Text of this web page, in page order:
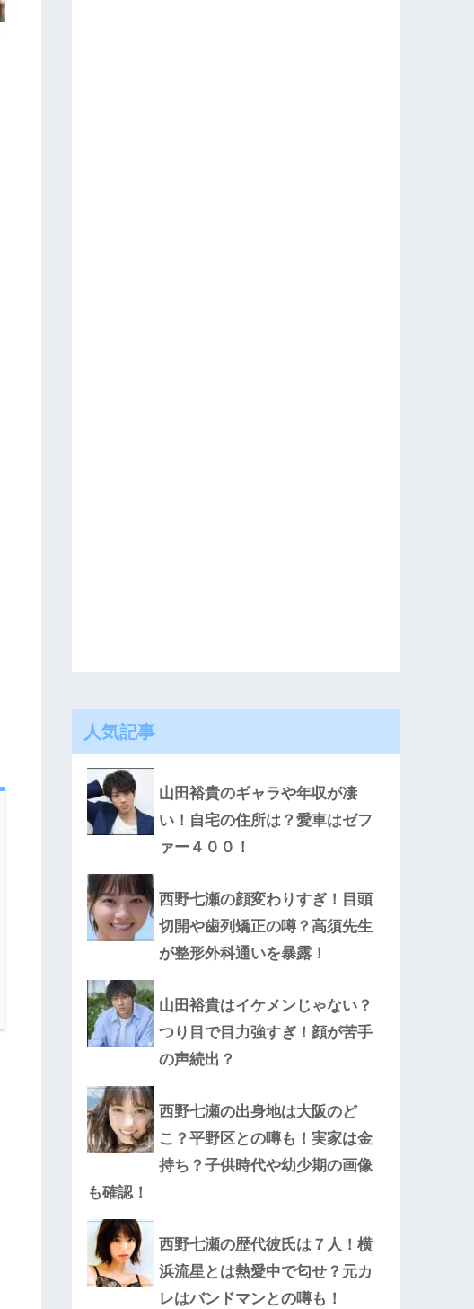
人気記事
山田裕貴のギャラや年収が凄
い！自宅の住所は？愛車はゼフ
ァー４００！
西野七瀬の顔変わりすぎ！目頭
切開や歯列矯正の噂？高須先生
が整形外科通いを暴露！
山田裕貴はイケメンじゃない？
つり目で目力強すぎ！顔が苦手
の声続出？
西野七瀬の出身地は大阪のど
こ？平野区との噂も！実家は金
持ち？子供時代や幼少期の画像
も確認！
西野七瀬の歴代彼氏は７人！横
浜流星とは熱愛中で匂せ？元カ
レはバンドマンとの噂も！